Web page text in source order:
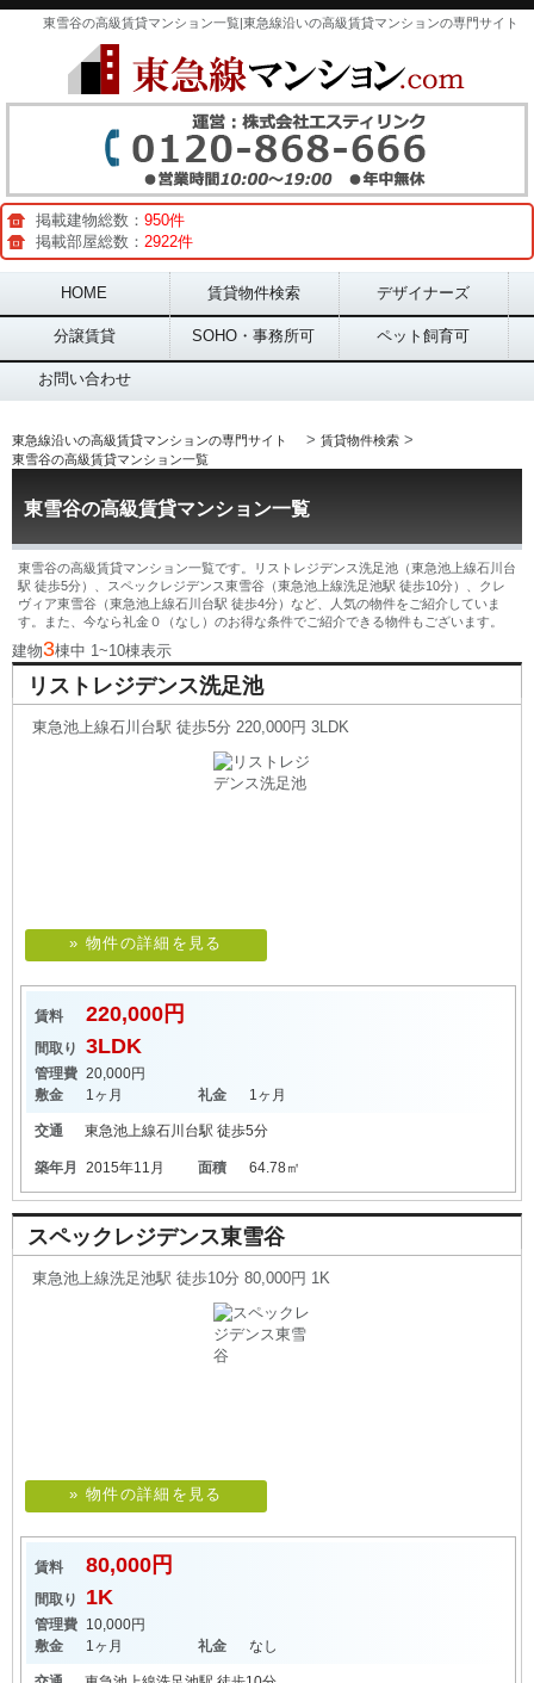
東雪谷の高級賃貸マンション一覧|東急線沿いの高級賃貸マンションの専門サイト
掲載建物総数： 950件
掲載部屋総数： 2922件
Main menu
HOME 賃貸物件検索 デザイナーズ
分譲賃貸 SOHO・事務所可 ペット飼育可
お問い合わせ
東急線沿いの高級賃貸マンションの専門サイト > 賃貸物件検索 >
東雪谷の高級賃貸マンション一覧
東雪谷の高級賃貸マンション一覧
東雪谷の高級賃貸マンション一覧です。リストレジデンス洗足池（東急池上線石川台
駅 徒歩5分）、スペックレジデンス東雪谷（東急池上線洗足池駅 徒歩10分）、クレ
ヴィア東雪谷（東急池上線石川台駅 徒歩4分）など、人気の物件をご紹介していま
す。また、今なら礼金０（なし）のお得な条件でご紹介できる物件もございます。
建物3棟中 1~10棟表示
リストレジデンス洗足池
東急池上線石川台駅 徒歩5分 220,000円 3LDK
» 物件の詳細を見る
賃料 220,000円
間取り 3LDK
管理費 20,000円
敷金
1ヶ月 礼金 1ヶ月
交通 東急池上線石川台駅 徒歩5分
築年月 2015年11月 面積 64.78㎡
スペックレジデンス東雪谷
東急池上線洗足池駅 徒歩10分 80,000円 1K
» 物件の詳細を見る
賃料 80,000円
間取り 1K
管理費 10,000円
敷金
1ヶ月 礼金 なし